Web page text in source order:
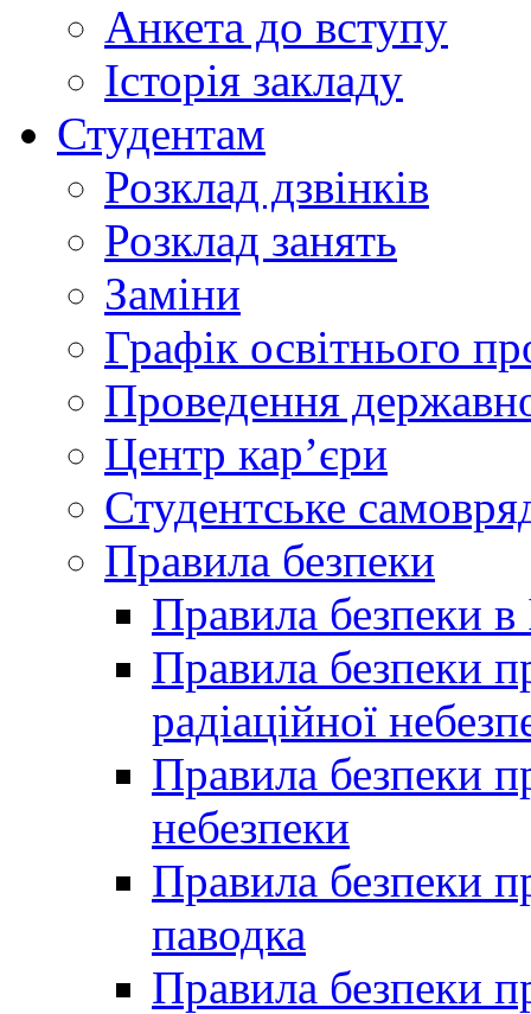
Анкета до вступу
Історія закладу
Студентам
Розклад дзвінків
Розклад занять
Заміни
Графік освітнього
Проведення
Центр кар’єри
Студентське
Правила безпеки
Правила безпеки в
Правила безпеки
радіаційної
Правила безпеки
небезпеки
Правила безпеки
паводка
Правила безпеки